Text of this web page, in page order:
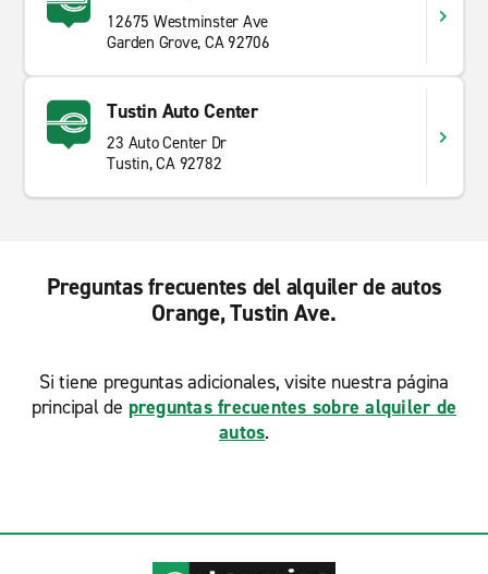
12675 Westminster Ave
Garden Grove, CA 92706
Tustin Auto Center
23 Auto Center Dr
Tustin, CA 92782
Preguntas frecuentes del alquiler de autos
Orange, Tustin Ave.
Si tiene preguntas adicionales, visite nuestra página
principal de preguntas frecuentes sobre alquiler de
autos.